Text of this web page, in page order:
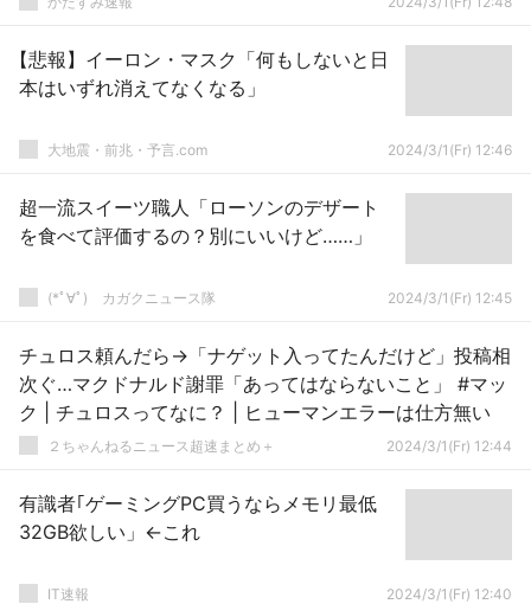
【悲報】イーロン・マスク「何もしないと日
本はいずれ消えてなくなる」
大地震・前兆・予言.com 2024/3/1(Fr) 12:46
超一流スイーツ職人「ローソンのデザート
を食べて評価するの？別にいいけど……」
(*ﾟ∀ﾟ)ゞカガクニュース隊 2024/3/1(Fr) 12:45
チュロス頼んだら→「ナゲット入ってたんだけど」投稿相
次ぐ…マクドナルド謝罪「あってはならないこと」 #マッ
ク | チュロスってなに？ | ヒューマンエラーは仕方無い
２ちゃんねるニュース超速まとめ＋ 2024/3/1(Fr) 12:44
有識者｢ゲーミングPC買うならメモリ最低
32GB欲しい」←これ
IT速報 2024/3/1(Fr) 12:40